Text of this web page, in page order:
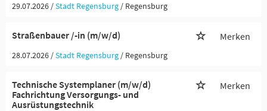
29.07.2026 /Stadt Regensburg / Regensburg
Straßenbauer /-in (m/w/d) Merken
28.07.2026 /Stadt Regensburg / Regensburg
Technische Systemplaner (m/w/d)
Fachrichtung Versorgungs- und
Ausrüstungstechnik
Merken